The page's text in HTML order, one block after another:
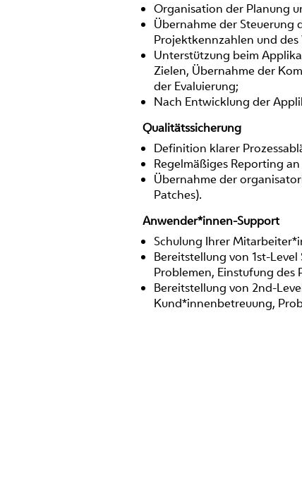
Organisation der Planung
Übernahme der Steuerung
Projektkennzahlen und
Unterstützung beim
Zielen, Übernahme der
der Evaluierung;
Nach Entwicklung der
Qualitätssicherung
Definition klarer
Regelmäßiges Reporting
Übernahme der
Patches).
Anwender*innen-Support
Schulung Ihrer
Bereitstellung von 1st-
Problemen, Einstufung
Bereitstellung von 2nd-
Kund*innenbetreuung,